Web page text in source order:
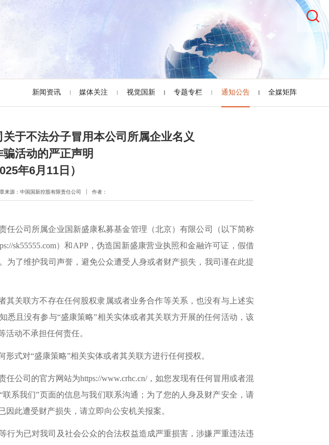
新闻资讯 媒体关注 视觉国新 专题专栏 通知公告 全媒矩阵
于不法分子冒用本公司所属企业名义
骗活动的严正声明
年6月11日）
来源：中国国新控股有限责任公司 作者：
任公司 所属企业国新盛康私募基金管理（北京）有限公司
（以下简称
sk55555.com）和APP，伪造国新盛康营业执照和金融许可证，假借
为了维护我司声誉，避免公众遭受人身或者财产损失，我司谨在此提
其关联方不存在任何股权隶属或者业务合作等关系，也没有与上述实
悉且没有参与“盛康策略”相关实体或者其关联方开展的任何活动，该
动不承担任何责任。
式对“盛康策略”相关实体或者其关联方进行任何授权。
任公司的官方网站为https://www.crhc.cn/，如您发现有任何冒用或者混
联系我们”页面的信息与我们联系沟通；为了您的人身及财产安全，请
因 此遭受财产损失，请立即向公安机关报案。
行为已对我司及社会公众的合法权益造成严重损害，涉嫌严重违法违